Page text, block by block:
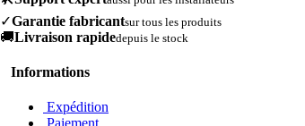
✓Garantie fabricantsur tous les produits
🚚Livraison rapidedepuis le stock
Informations
Expédition